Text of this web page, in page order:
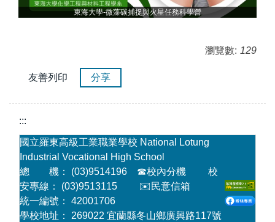
東海大學-微藻碳捕捉與火星任務科學營
瀏覽數: 129
友善列印 分享
:::
國立羅東高級工業職業學校 National Lotung
Industrial Vocational High School
總 機： (03)9514196 ☎校內分機
校
安專線： (03)9513115 ✉️民意信箱
統一編號： 42001706
學校地址： 269022 宜蘭縣冬山鄉廣興路117號